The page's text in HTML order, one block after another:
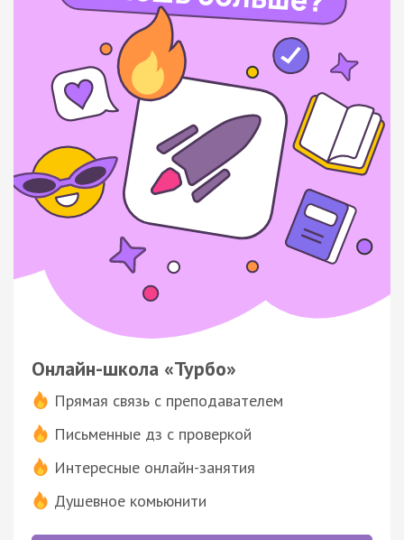
Онлайн-школа «Турбо»
Прямая связь с преподавателем
Письменные дз с проверкой
Интересные онлайн-занятия
Душевное комьюнити